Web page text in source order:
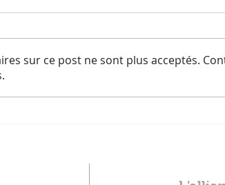
sur ce post ne sont plus acceptés.